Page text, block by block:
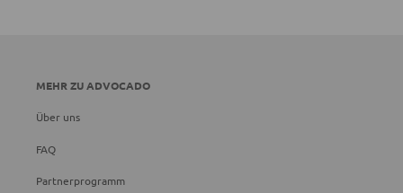
MEHR ZU ADVOCADO
Über uns
FAQ
Partnerprogramm